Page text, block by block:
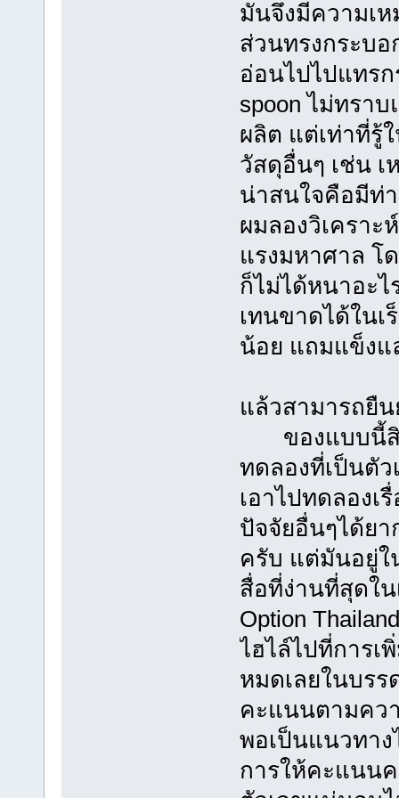
มันจึงมีความเ
ส่วนทรงกระบ
อ่อนไปไปแทร
spoon ไม่ทรา
ผลิต แต่เท่าที่รู้
วัสดุอื่นๆ เช่น เ
น่าสนใจคือมีท่
ผมลองวิเคราะ
แรงมหาศาล โ
ก็ไม่ได้หนาอะไ
เทนขาดได้ในเ
น้อย แถมแข็งแ
แล้วสามารถยื
ของแบบนี้สิบ
ทดลองที่เป็นตัว
เอาไปทดลองเ
ปัจจัยอื่นๆได้ย
ครับ แต่มันอยู่
สื่อที่ง่านที่สุดใ
Option
ไฮไล์ไปที่การเ
หมดเลยในบร
คะแนนตามคว
พอเป็นแนวทา
การให้คะแนน